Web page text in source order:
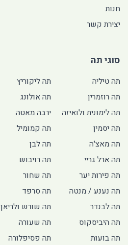
חנות
יצירת קשר
סוגי תה
תה טיליה תה ליקוריץ
תה רוזמרין
תה אולונג
תה לימונית ולואיזה
ירבה מאטה
תה יסמין
תה קמומיל
תה מאצ'ה
תה לבן
תה ארל גריי
תה רויבוש
תה פירות יער
תה שחור
תה נענע / מנטה
תה סרפד
תה לבנדר
תה שורש ולריאן
תה היביסקוס
תה שעורה
תה בועות
תה פסיפלורה